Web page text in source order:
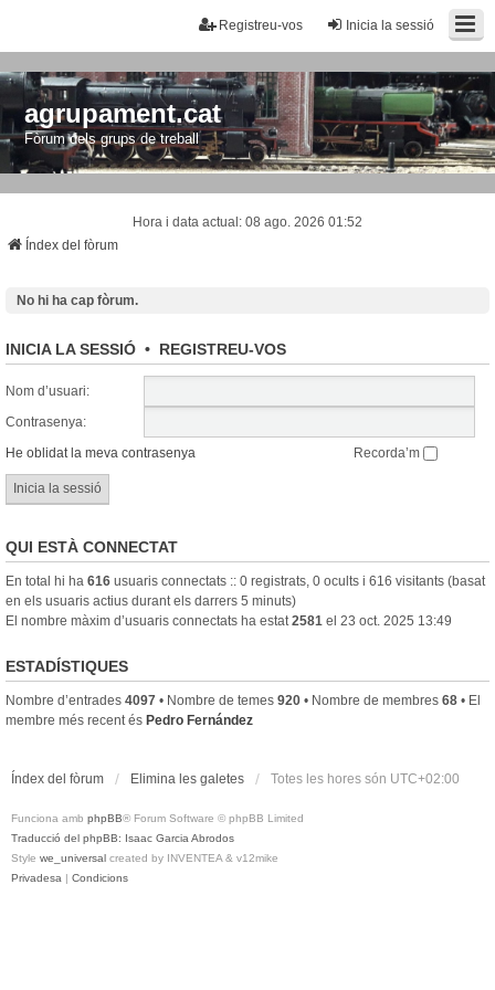
Inicia la sessió
Registreu-vos
agrupament.cat
Fòrum dels grups de treball
Hora i data actual: 08 ago. 2026 01:52
Índex del fòrum
No hi ha cap fòrum.
INICIA LA SESSIÓ • REGISTREU-VOS
Nom d’usuari:
Contrasenya:
He oblidat la meva contrasenya
Recorda’m
QUI ESTÀ CONNECTAT
En total hi ha 616 usuaris connectats :: 0 registrats, 0 ocults i 616 visitants (basat
en els usuaris actius durant els darrers 5 minuts)
El nombre màxim d’usuaris connectats ha estat 2581 el 23 oct. 2025 13:49
ESTADÍSTIQUES
Nombre d’entrades 4097 • Nombre de temes 920 • Nombre de membres 68 • El
membre més recent és Pedro Fernández
Índex del fòrum Elimina les galetes Totes les hores són UTC+02:00
Funciona amb phpBB® Forum Software © phpBB Limited
Traducció del phpBB: Isaac Garcia Abrodos
Style we_universal created by INVENTEA & v12mike
Privadesa | Condicions